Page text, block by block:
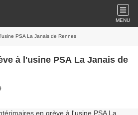
MENU
PSA La Janais de Rennes
PSA La Janais de